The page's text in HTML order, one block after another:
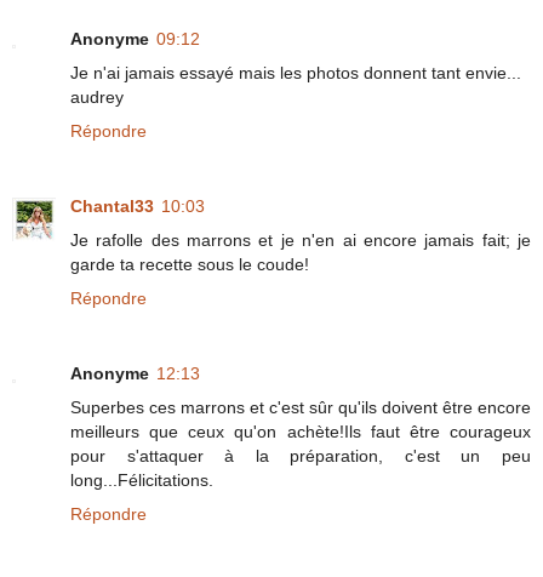
Anonyme 09:12
Je n'ai jamais essayé mais les photos donnent tant envie...
audrey
Répondre
Chantal33 10:03
Je rafolle des marrons et je n'en ai encore jamais fait; je
garde ta recette sous le coude!
Répondre
Anonyme 12:13
Superbes ces marrons et c'est sûr qu'ils doivent être encore
meilleurs que ceux qu'on achète!Ils faut être courageux
pour s'attaquer à la préparation, c'est un peu
long...Félicitations.
Répondre